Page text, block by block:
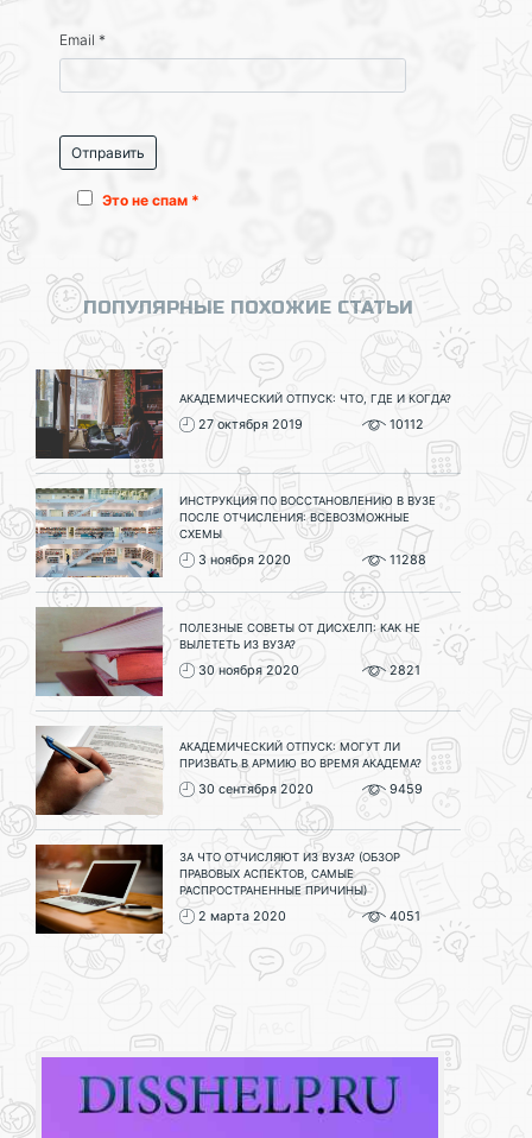
Email *
Это не спам *
ПОПУЛЯРНЫЕ ПОХОЖИЕ СТАТЬИ
АКАДЕМИЧЕСКИЙ ОТПУСК: ЧТО, ГДЕ И КОГДА?
27 октября 2019 10112
ИНСТРУКЦИЯ ПО ВОССТАНОВЛЕНИЮ В ВУЗЕ
ПОСЛЕ ОТЧИСЛЕНИЯ: ВСЕВОЗМОЖНЫЕ
СХЕМЫ
3 ноября 2020 11288
ПОЛЕЗНЫЕ СОВЕТЫ ОТ ДИСХЕЛП: КАК НЕ
ВЫЛЕТЕТЬ ИЗ ВУЗА?
30 ноября 2020 2821
АКАДЕМИЧЕСКИЙ ОТПУСК: МОГУТ ЛИ
ПРИЗВАТЬ В АРМИЮ ВО ВРЕМЯ АКАДЕМА?
30 сентября 2020 9459
ЗА ЧТО ОТЧИСЛЯЮТ ИЗ ВУЗА? (ОБЗОР
ПРАВОВЫХ АСПЕКТОВ, САМЫЕ
РАСПРОСТРАНЕННЫЕ ПРИЧИНЫ)
2 марта 2020 4051